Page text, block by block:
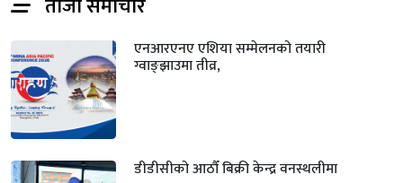
ताजा समाचार
एनआरएनए एशिया सम्मेलनको तयारी
ग्वाङ्झाउमा तीव्र,
डीडीसीको आठौँ बिक्री केन्द्र वनस्थलीमा